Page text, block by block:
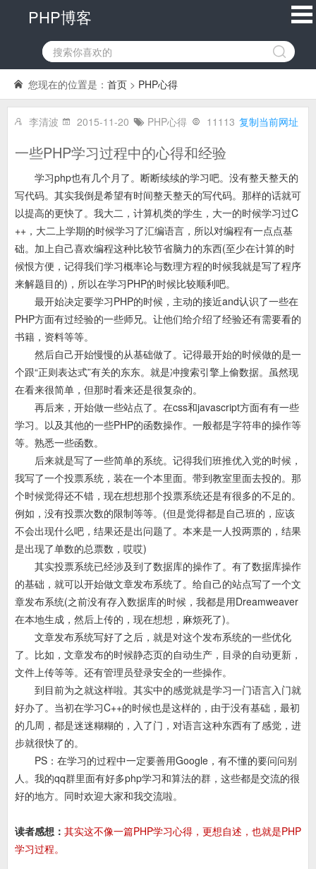
PHP博客
您现在的位置是： 首页 > PHP心得
李清波 2015-11-20 PHP心得 11113 复制当前网址
一些PHP学习过程中的心得和经验
学习php也有几个月了。断断续续的学习吧。没有整天整天的
写代码。其实我倒是希望有时间整天整天的写代码。那样的话就可
以提高的更快了。我大二，计算机类的学生，大一的时候学习过C
++，大二上学期的时候学习了汇编语言，所以对编程有一点点基
础。加上自己喜欢编程这种比较节省脑力的东西(至少在计算的时
候恨方便，记得我们学习概率论与数理方程的时候我就是写了程序
来解题目的)，所以在学习PHP的时候比较顺利吧。
最开始决定要学习PHP的时候，主动的接近and认识了一些在
PHP方面有过经验的一些师兄。让他们给介绍了经验还有需要看的
书籍，资料等等。
然后自己开始慢慢的从基础做了。记得最开始的时候做的是一
个跟“正则表达式”有关的东东。就是冲搜索引擎上偷数据。虽然现
在看来很简单，但那时看来还是很复杂的。
再后来，开始做一些站点了。在css和javascript方面有有一些
学习。以及其他的一些PHP的函数操作。一般都是字符串的操作等
等。熟悉一些函数。
后来就是写了一些简单的系统。记得我们班推优入党的时候，
我写了一个投票系统，装在一个本里面。带到教室里面去投的。那
个时候觉得还不错，现在想想那个投票系统还是有很多的不足的。
例如，没有投票次数的限制等等。(但是觉得都是自己班的，应该
不会出现什么吧，结果还是出问题了。本来是一人投两票的，结果
是出现了单数的总票数，哎哎)
其实投票系统已经涉及到了数据库的操作了。有了数据库操作
的基础，就可以开始做文章发布系统了。给自己的站点写了一个文
章发布系统(之前没有存入数据库的时候，我都是用Dreamweaver
在本地生成，然后上传的，现在想想，麻烦死了)。
文章发布系统写好了之后，就是对这个发布系统的一些优化
了。比如，文章发布的时候静态页的自动生产，目录的自动更新，
文件上传等等。还有管理员登录安全的一些操作。
到目前为之就这样啦。其实中的感觉就是学习一门语言入门就
好办了。当初在学习C++的时候也是这样的，由于没有基础，最初
的几周，都是迷迷糊糊的，入了门，对语言这种东西有了感觉，进
步就很快了的。
PS：在学习的过程中一定要善用Google，有不懂的要问问别
人。我的qq群里面有好多php学习和算法的群，这些都是交流的很
好的地方。同时欢迎大家和我交流啦。
读者感想： 其实这不像一篇PHP学习心得，更想自述，也就是PHP
学习过程。